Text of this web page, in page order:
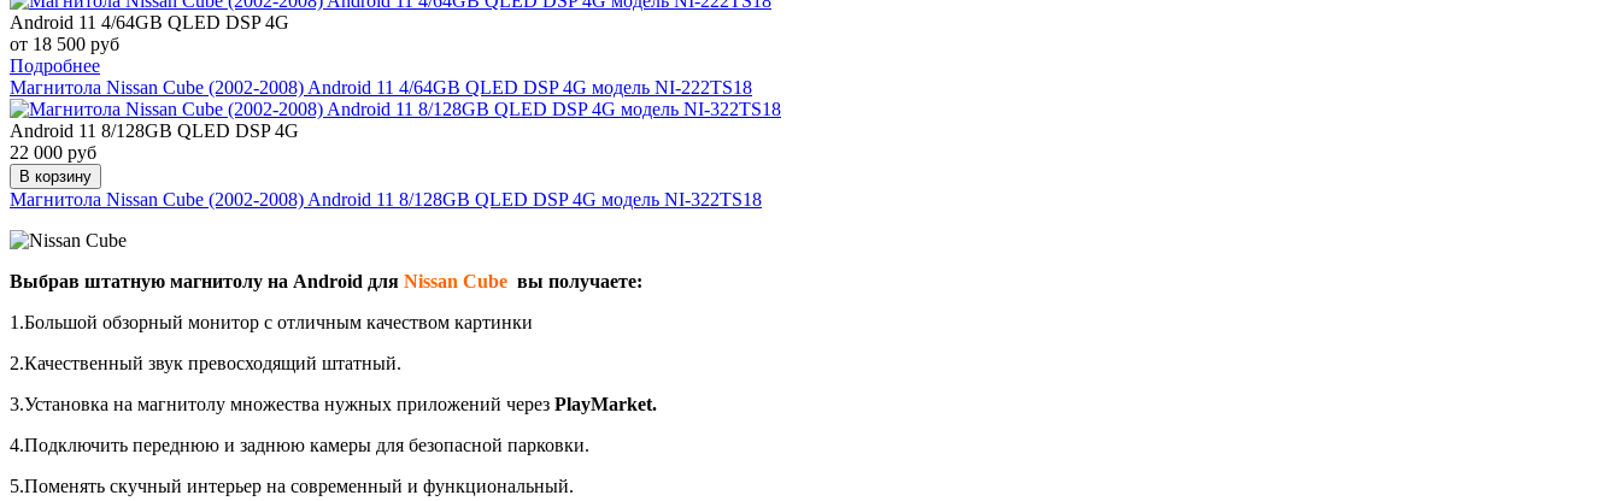
Android 11 4/64GB QLED DSP 4G
от 18 500 руб
Подробнее
Магнитола Nissan Cube (2002-2008) Android 11 4/64GB QLED DSP 4G модель NI-222TS18
Android 11 8/128GB QLED DSP 4G
22 000 руб
В корзину
Магнитола Nissan Cube (2002-2008) Android 11 8/128GB QLED DSP 4G модель NI-322TS18
Выбрав штатную магнитолу на Android для Nissan Cube вы получаете:
1.Большой обзорный монитор с отличным качеством картинки
2.Качественный звук превосходящий штатный.
3.Установка на магнитолу множества нужных приложений через PlayMarket.
4.Подключить переднюю и заднюю камеры для безопасной парковки.
5.Поменять скучный интерьер на современный и функциональный.